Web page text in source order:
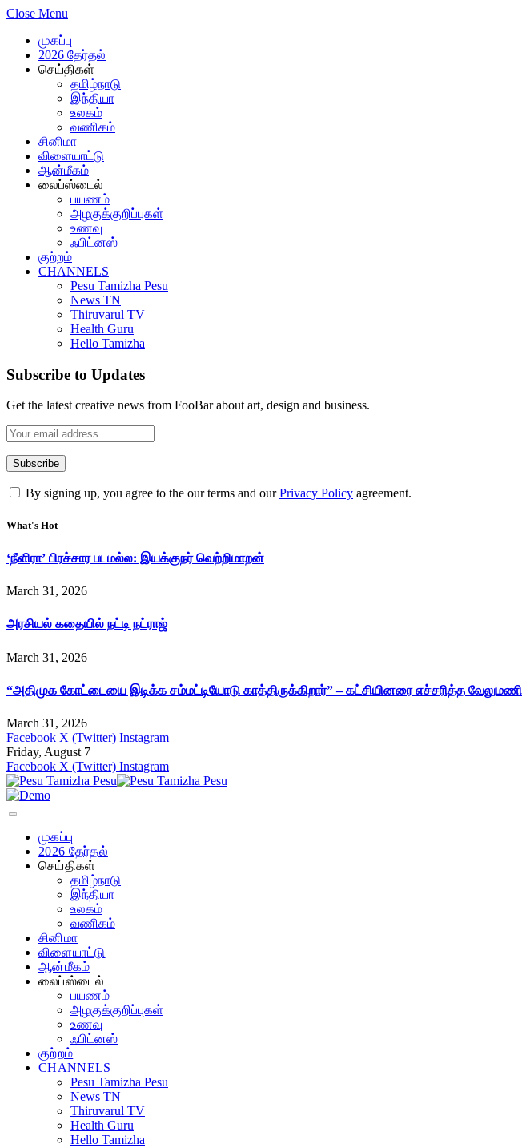
Close Menu
முகப்பு
2026 தேர்தல்
செய்திகள்
தமிழ்நாடு
இந்தியா
உலகம்
வணிகம்
சினிமா
விளையாட்டு
ஆன்மீகம்
லைப்ஸ்டைல்
பயணம்
அழகுக்குறிப்புகள்
உணவு
ஃபிட்னஸ்
குற்றம்
CHANNELS
Pesu Tamizha Pesu
News TN
Thiruvarul TV
Health Guru
Hello Tamizha
Subscribe to Updates
Get the latest creative news from FooBar about art, design and business.
By signing up, you agree to the our terms and ourPrivacy Policy agreement.
What's Hot
‘நீளிரா’ பிரச்சார படமல்ல: இயக்குநர் வெற்றிமாறன்
March 31, 2026
அரசியல் கதையில் நட்டி நட்ராஜ்
March 31, 2026
“அதிமுக கோட்டையை இடிக்க சம்மட்டியோடு காத்திருக்கிறார்” – கட்சியினரை எச்சரித்த வேலுமணி
March 31, 2026
Facebook X (Twitter) Instagram
Friday, August 7
Facebook X (Twitter) Instagram
முகப்பு
2026 தேர்தல்
செய்திகள்
தமிழ்நாடு
இந்தியா
உலகம்
வணிகம்
சினிமா
விளையாட்டு
ஆன்மீகம்
லைப்ஸ்டைல்
பயணம்
அழகுக்குறிப்புகள்
உணவு
ஃபிட்னஸ்
குற்றம்
CHANNELS
Pesu Tamizha Pesu
News TN
Thiruvarul TV
Health Guru
Hello Tamizha